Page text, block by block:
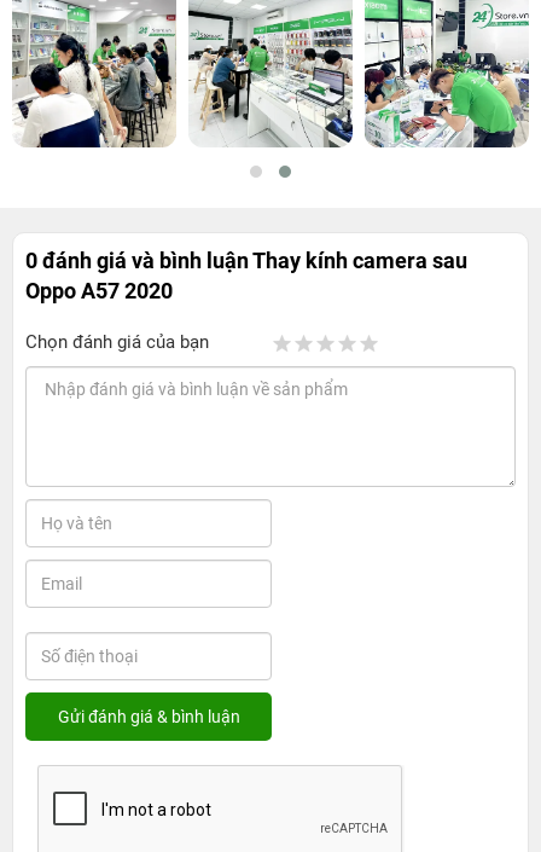
0 đánh giá và bình luậnThay kính camera sau
Oppo A57 2020
Chọn đánh giá của bạn